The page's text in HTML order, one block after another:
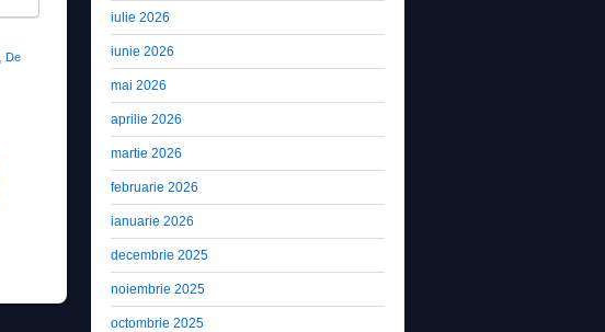
De
iulie 2026
iunie 2026
mai 2026
aprilie 2026
martie 2026
februarie 2026
ianuarie 2026
decembrie 2025
noiembrie 2025
octombrie 2025